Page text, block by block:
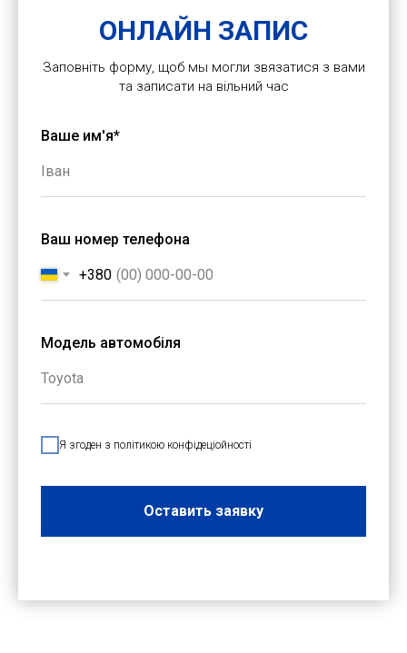
ОНЛАЙН ЗАПИС
Заповніть форму, щоб мы могли звязатися з вами
та записати на вільний час
Ваше им'я*
Ваш номер телефона
+380
Модель автомобіля
Я згоден з політикою конфідеціойності
Оставить заявку